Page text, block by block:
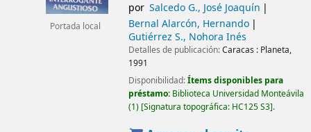
Portada local
por Salcedo G., José Joaquín
Bernal Alarcón, Hernando
Gutiérrez S., Nohora Inés
Detalles de publicación:Caracas : Planeta,
1991
Disponibilidad:Ítems disponibles para
préstamo: Biblioteca Universidad Monteávila
(1) Signatura topográfica: HC125 S3 .